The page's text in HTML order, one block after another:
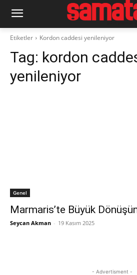
Etiketler Kordon caddesi yenileniyor
Tag: kordon
yenileniyor
Genel
Marmaris’te Büyük
Seycan Akman - 19 Kasım 2025
- Advertisment -